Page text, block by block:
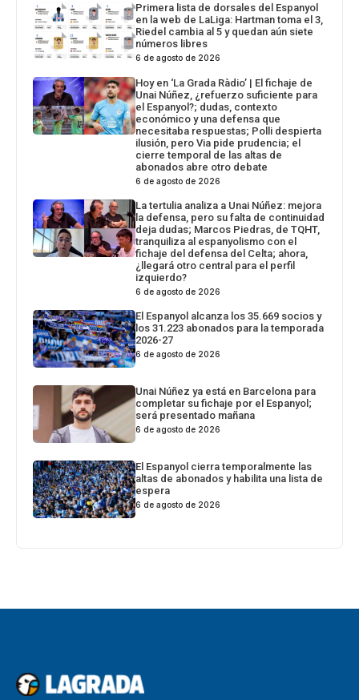
Primera lista de dorsales del Espanyol
en la web de LaLiga: Hartman toma el 3,
Riedel cambia al 5 y quedan aún siete
números libres
6 de agosto de 2026
Hoy en ‘La Grada Ràdio’ | El fichaje de
Unai Núñez, ¿refuerzo suficiente para
el Espanyol?; dudas, contexto
económico y una defensa que
necesitaba respuestas; Polli despierta
ilusión, pero Via pide prudencia; el
cierre temporal de las altas de
abonados abre otro debate
6 de agosto de 2026
La tertulia analiza a Unai Núñez: mejora
la defensa, pero su falta de continuidad
deja dudas; Marcos Piedras, de TQHT,
tranquiliza al espanyolismo con el
fichaje del defensa del Celta; ahora,
¿llegará otro central para el perfil
izquierdo?
6 de agosto de 2026
El Espanyol alcanza los 35.669 socios y
los 31.223 abonados para la temporada
2026-27
6 de agosto de 2026
Unai Núñez ya está en Barcelona para
completar su fichaje por el Espanyol;
será presentado mañana
6 de agosto de 2026
El Espanyol cierra temporalmente las
altas de abonados y habilita una lista de
espera
6 de agosto de 2026